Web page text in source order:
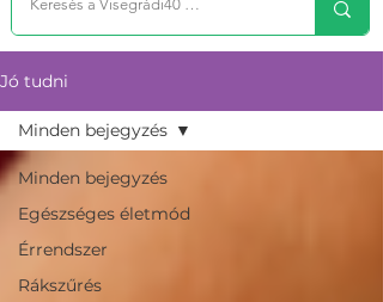
Jó tudni
Minden bejegyzés
Egészséges életmód
Érrendszer
Rákszűrés
Minden bejegyzés